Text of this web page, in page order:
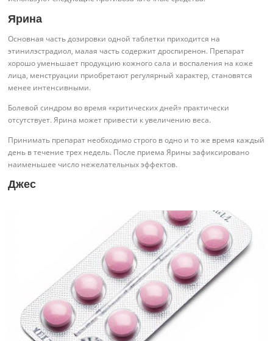
Ярина
Основная часть дозировки одной таблетки приходится на
этинилэстрадиол, малая часть содержит дроспиренон. Препарат
хорошо уменьшает продукцию кожного сала и воспаления на коже
лица, менструации приобретают регулярный характер, становятся
менее интенсивными.
Болевой синдром во время «критических дней» практически
отсутствует. Ярина может привести к увеличению веса.
Принимать препарат необходимо строго в одно и то же время каждый
день в течение трех недель. После приема Ярины зафиксировано
наименьшее число нежелательных эффектов.
Джес